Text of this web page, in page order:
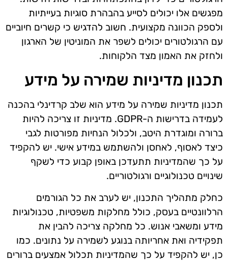
מפגשים אלו יכולים לסייע בהבהרת סוגיות בעייתיות
ולספק הכוונה מקצועית. חשוב להדגיש כי קשרים חיוביים
עם הרגולטורים יכולים לשפר את המוניטין של הארגון
ולחזק את האמון מצד הלקוחות.
תכנון מדיניות שמירה על מידע
תכנון מדיניות שמירה על מידע הוא שלב קרדינלי בהכנה
לעמידה בדרישות ה-GDPR. מדיניות זו צריכה להיות
ברורה ומוגדרת היטב, ולכלול הנחיות מפורטות לגבי
כיצד לאסוף, לאחסן ולהשתמש במידע אישי. יש להקפיד
על כך שהמדיניות תתעדכן באופן קבוע כדי לשקף
שינויים טכנולוגיים ורגולטוריים.
כחלק מתהליך התכנון, יש לערב את כל הגורמים
הרלוונטיים בעסק, כולל מחלקות משפטיות, טכנולוגיות
מידע ומשאבי אנוש. כל מחלקה צריכה להבין את
תפקידיה ואת אחריותה בנוגע לשמירה על נתונים. כמו
כן, יש להקפיד על כך שהמדיניות תכלול אמצעים ברורים